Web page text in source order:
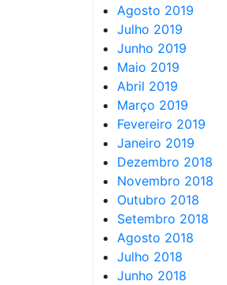
Agosto 2019
Julho 2019
Junho 2019
Maio 2019
Abril 2019
Março 2019
Fevereiro 2019
Janeiro 2019
Dezembro 2018
Novembro 2018
Outubro 2018
Setembro 2018
Agosto 2018
Julho 2018
Junho 2018